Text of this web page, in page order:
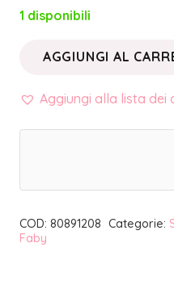
1 disponibili
UNGHIE
FAVORITE
quantità
AGGIUNGI AL
Aggiungi alla lista dei
COD: 80891208 Categorie:
Faby